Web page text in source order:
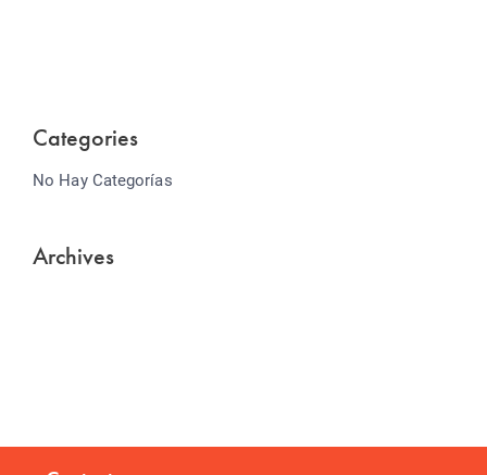
Categories
No Hay Categorías
Archives